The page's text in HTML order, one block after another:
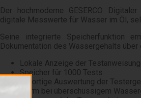
Der hochmoderne GESERCO
digitale Messwerte für Wasser im Öl,
Seine integrierte Speicherfunktion
Dokumentation des Wassergehalts über
Lokale Anzeige der
Speicher für 1000 Tests
Sofortige Auswertung der
Alarm bei überschüssigem